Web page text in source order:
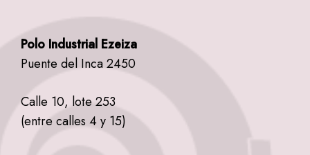
Polo Industrial Ezeiza
Puente del Inca 2450
Calle 10, lote 253
(entre calles 4 y 15)